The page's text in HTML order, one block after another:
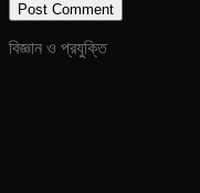
বিজ্ঞান ও প্রযুক্তি